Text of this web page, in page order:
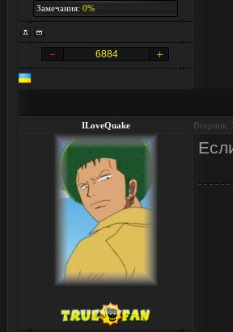
Замечания: 0%
6884
ILoveQuake Вторник,